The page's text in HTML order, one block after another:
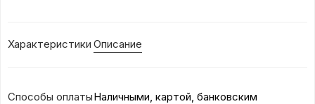
Характеристики Описание
Способы оплатыНаличными, картой, банковским